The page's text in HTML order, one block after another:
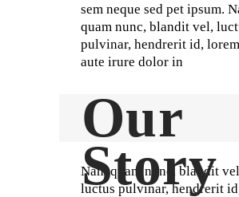
sem neque sed pet ipsum.
quam nunc, blandit vel,
pulvinar, hendrerit id,
aute irure dolor in
Our
Story
Nam quam nunc, blandit
luctus pulvinar, hendrerit